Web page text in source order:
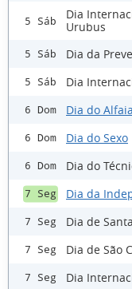
5 Sáb
Dia
Urubus
5 Sáb Dia da
5 Sáb Dia
6 Dom Dia do
6 Dom Dia do Sexo
6 Dom Dia do
7 Seg Dia da
7 Seg Dia de
7 Seg Dia de São
7 Seg Dia